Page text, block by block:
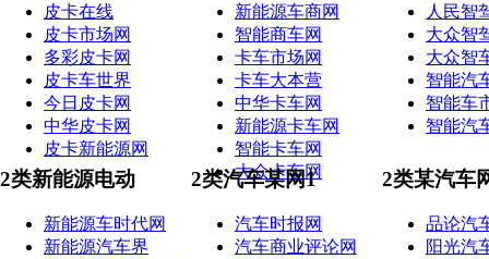
皮卡在线
皮卡市场网
多彩皮卡网
皮卡车世界
今日皮卡网
中华皮卡网
皮卡新能源网
新能源车商网
智能商车网
卡车市场网
卡车大本营
中华卡车网
新能源卡车网
智能卡车网
大众卡车网
人民智
大众智
大众智
智能汽
智能车
智能汽
2类新能源电动
新能源车时代网
新能源汽车界
2类汽车某网1
汽车时报网
汽车商业评论网
2类某汽车
品论汽
阳光汽